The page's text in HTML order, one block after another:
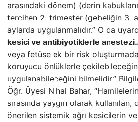
arasındaki dönem) (derin
tercihen 2. trimester (gebeliğin 3.
aylarda uygulanmalıdır.” O da
kesici ve antibiyotiklerle
veya fetüse ek bir risk
koruyucu önlüklerle
uygulanabileceğini bilmelidir.”
Öğr. Üyesi Nihal Bahar,
sırasında yaygın olarak
önerilen sistemik ağrı kesicilerin